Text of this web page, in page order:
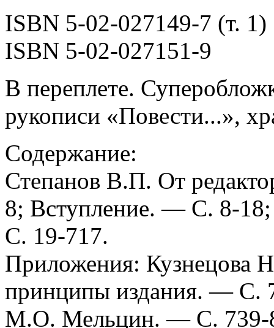
ISBN 5-02-027149-7 (т. 1)
ISBN 5-02-027151-9
В переплете.
рукописи «Повести...»,
Содержание:
Степанов В.П. От
8; Вступление. — С. 8-
С. 19-717.
Приложения: Кузнецова
принципы издания. — С.
М.О. Мельцин. — С.